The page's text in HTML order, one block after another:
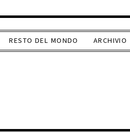
RESTO DEL MONDO ARCHIVIO